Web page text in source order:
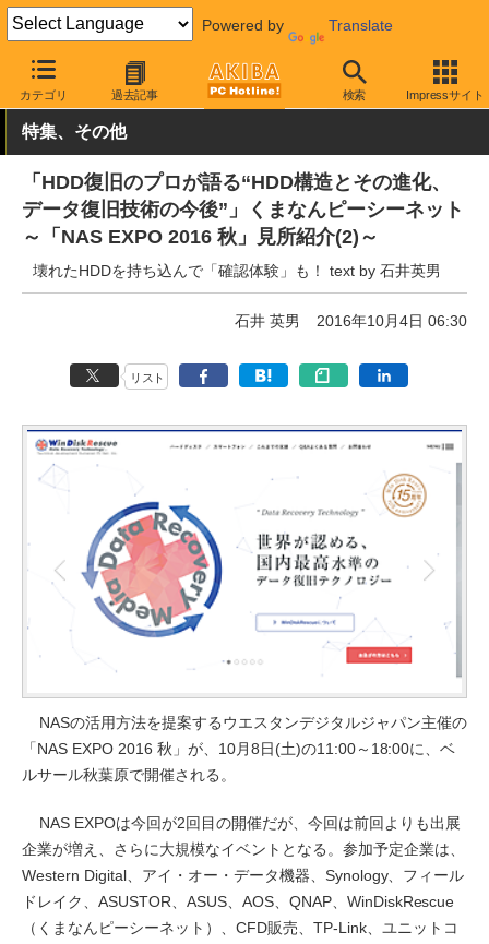
Powered by Translate
カテゴリ 過去記事 検索 Impressサイト
AKIBA PC Hotline! イベント NAS EXPO
特集、その他
「HDD復旧のプロが語る“HDD構造とその進化、
データ復旧技術の今後”」くまなんピーシーネット
～「NAS EXPO 2016 秋」見所紹介(2)～
壊れたHDDを持ち込んで「確認体験」も！ text by 石井英男
石井 英男 2016年10月4日 06:30
リスト
NASの活用方法を提案するウエスタンデジタルジャパン主催の
「NAS EXPO 2016 秋」が、10月8日(土)の11:00～18:00に、ベ
ルサール秋葉原で開催される。
NAS EXPOは今回が2回目の開催だが、今回は前回よりも出展
企業が増え、さらに大規模なイベントとなる。参加予定企業は、
Western Digital、アイ・オー・データ機器、Synology、フィール
ドレイク、ASUSTOR、ASUS、AOS、QNAP、WinDiskRescue
（くまなんピーシーネット）、CFD販売、TP-Link、ユニットコ